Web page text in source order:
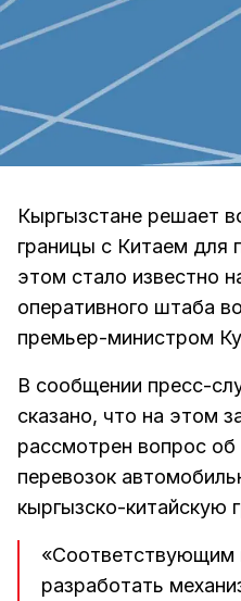
Кыргызстане решает
границы с Китаем для
этом стало известно
оперативного штаба
премьер-министром
В сообщении пресс-
сказано, что на этом
рассмотрен вопрос об
перевозок
кыргызско-китайскую
«Соответствующим
разработать